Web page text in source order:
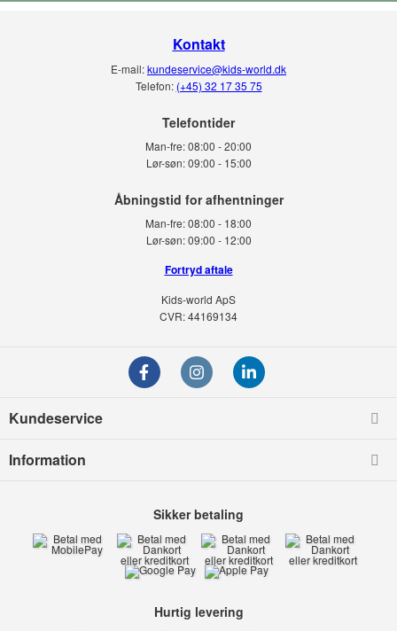
Kontakt
E-mail:kundeservice@kids-world.dk
Telefon: (+45) 32 17 35 75
Telefontider
Man-fre:08:00 - 20:00
Lør-søn: 09:00 - 15:00
Man-fre:08:00 - 18:00
Lør-søn:09:00 - 12:00
Fortryd aftale
Kids-world ApS
CVR: 44169134
Kundeservice
Information
Sikker betaling
Hurtig levering